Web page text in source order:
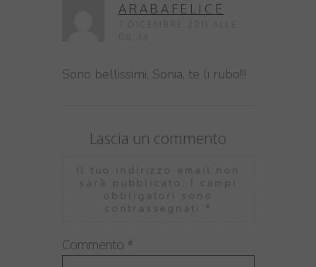
ARABAFELICE
Sono bellissimi, Sonia, te li rubo!!!
Lascia un commento
Commento *